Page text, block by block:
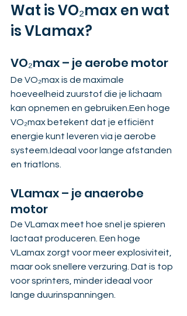
Wat is VO₂max en wat
is VLamax?
VO₂max – je aerobe motor
De VO₂max is de maximale
hoeveelheid zuurstof die je lichaam
kan opnemen en gebruiken.Een hoge
VO₂max betekent dat je efficiënt
energie kunt leveren via je aerobe
systeem.Ideaal voor lange afstanden
en triatlons.
VLamax – je anaerobe
motor
De VLamax meet hoe snel je spieren
lactaat produceren. Een hoge
VLamax zorgt voor meer explosiviteit,
maar ook snellere verzuring. Dat is top
voor sprinters, minder ideaal voor
lange duurinspanningen.